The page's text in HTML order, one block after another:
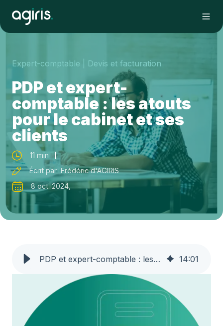
Expert-comptable | Devis et facturation
PDP et expert-
comptable : les atouts
pour le cabinet et ses
clients
11 min
Écrit par Frédéric d'AGIRIS
8 oct. 2024,
PDP et expert-comptable : les atouts pour le cabinet et ses clients 14:01